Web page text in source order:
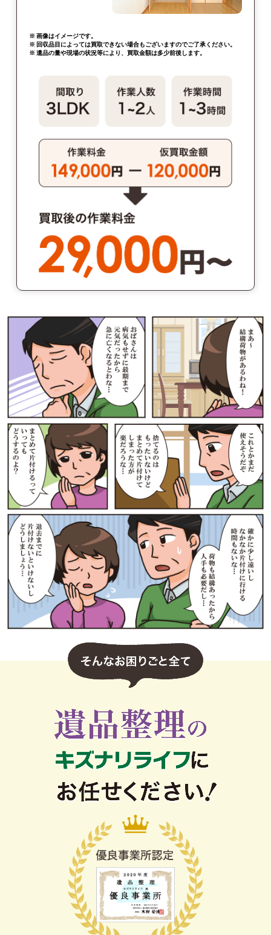
※ 画像はイメージです。
※ 回収品目によっては買取できない場合もございますのでご了承ください。
※ 遺品の量や現場の状況等により、買取金額は多少前後します。